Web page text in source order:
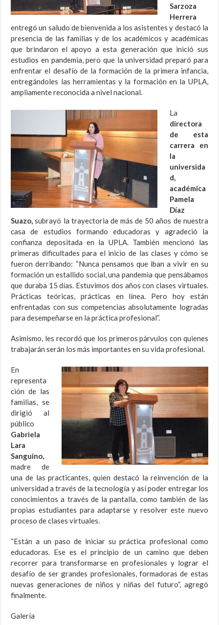
Sarzoza
Herrera
entregó un saludo de bienvenida a los asistentes y destacó la
presencia de las familias y de los académicos y académicas
que brindaron el apoyo a esta generación que inició sus
estudios en pandemia, pero que la universidad preparó para
enfrentar el desafío de la formación de la primera infancia,
entregándoles las herramientas y la formación en la UPLA,
ampliamente reconocida a nivel nacional.
La
directora
de esta
carrera en
la
universida
d,
académica
Pamela
Díaz
Suazo, subrayó la trayectoria de más de 50 años de nuestra
casa de estudios formando educadoras y agradeció la
confianza depositada en la UPLA. También mencionó las
primeras dificultades para el inicio de las clases y cómo se
fueron derribando: “Nunca pensamos que iban a vivir en su
formación un estallido social, una pandemia que pensábamos
que duraba 15 días. Estuvimos dos años con clases virtuales.
Prácticas teóricas, prácticas en línea. Pero hoy están
enfrentadas con sus competencias absolutamente logradas
para desempeñarse en la práctica profesional”.
Asimismo, les recordó que los primeros párvulos con quienes
trabajarán serán los más importantes en su vida profesional.
En
representa
ción de las
familias, se
dirigió al
público
Gabriela
Lara
Sanguino,
madre de
una de las practicantes, quien destacó la reinvención de la
universidad a través de la tecnología y así poder entregar los
conocimientos a través de la pantalla, como también de las
propias estudiantes para adaptarse y resolver este nuevo
proceso de clases virtuales.
“Están a un paso de iniciar su práctica profesional como
educadoras. Ese es el principio de un camino que deben
recorrer para transformarse en profesionales y lograr el
desafío de ser grandes profesionales, formadoras de estas
nuevas generaciones de niños y niñas del futuro”, agregó
finalmente.
Galería